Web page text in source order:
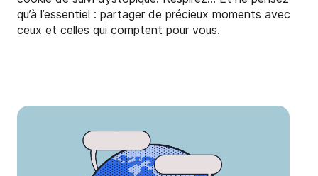
qu’à l’essentiel : partager de précieux moments avec
ceux et celles qui comptent pour vous.